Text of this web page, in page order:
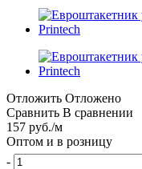
Отложить Отложено
Сравнить В сравнении
157 руб./м
Оптом и в розницу
-